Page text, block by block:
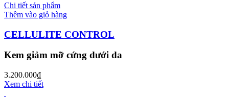
Chi tiết sản phẩm
Thêm vào giỏ hàng
CELLULITE CONTROL
Kem giảm mỡ cứng dưới da
3.200.000₫
Xem chi tiết